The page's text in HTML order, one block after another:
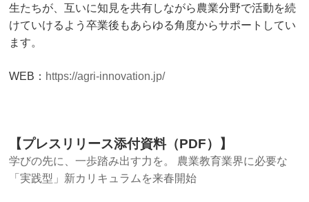
生たちが、互いに知見を共有しながら農業分野で活動を続
けていけるよう卒業後もあらゆる角度からサポートしてい
ます。
WEB： https://agri-innovation.jp/
【プレスリリース添付資料（PDF）】
学びの先に、一歩踏み出す力を。 農業教育業界に必要な
「実践型」新カリキュラムを来春開始